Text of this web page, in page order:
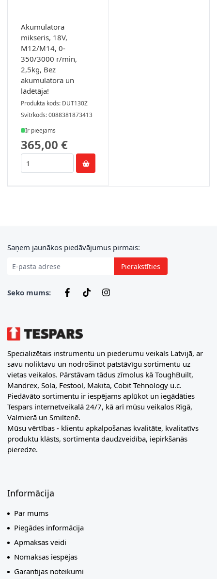
Akumulatora
mikseris, 18V,
M12/M14, 0-
350/3000 r/min,
2,5kg, Bez
akumulatora un
lādētāja!
Produkta kods: DUT130Z
Svītrkods: 0088381873413
Ir pieejams
365,00 €
E-pasta adrese
Saņem jaunākos piedāvājumus pirmais:
Pierakstīties
Seko mums:
Specializētais instrumentu un piederumu veikals Latvijā, ar
savu noliktavu un nodrošinot patstāvīgu sortimentu uz
vietas veikalos. Pārstāvam tādus zīmolus kā ToughBuilt,
Mandrex, Sola, Festool, Makita, Cobit Tehnology u.c.
Piedāvāto sortimentu ir iespējams aplūkot un iegādāties
Tespars internetveikalā 24/7, kā arī mūsu veikalos Rīgā,
Valmierā un Smiltenē.
Mūsu vērtības - klientu apkalpošanas kvalitāte, kvalitatīvs
produktu klāsts, sortimenta daudzveidība, iepirkšanās
pieredze.
Informācija
Par mums
Piegādes informācija
Apmaksas veidi
Nomaksas iespējas
Garantijas noteikumi